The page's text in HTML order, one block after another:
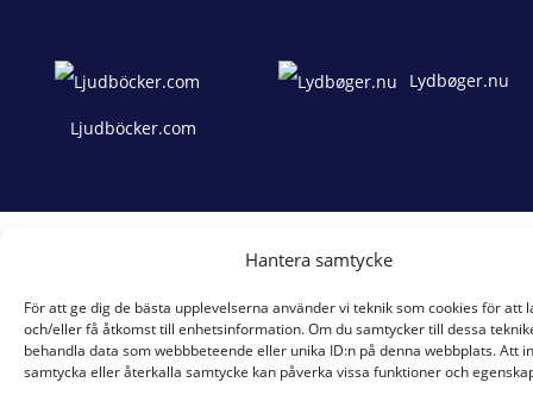
Hantera samtycke
För att ge dig de bästa upplevelserna använder vi teknik som cookies för att
och/eller få åtkomst till enhetsinformation. Om du samtycker till dessa
behandla data som webbbeteende eller unika ID:n på denna webbplats. Att
samtycka eller återkalla samtycke kan påverka vissa funktioner och
Ljudböcker.com
Lydbøger.nu